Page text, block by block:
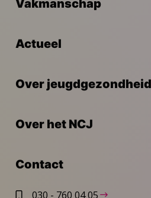
Vakmanschap
Actueel
Over
Over het NCJ
Contact
030 - 760 04 05